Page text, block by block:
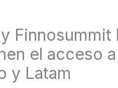
el acceso
y Latam